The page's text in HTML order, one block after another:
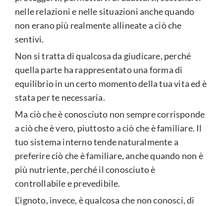
nelle relazioni e nelle situazioni anche quando
non erano più realmente allineate a ciò che
sentivi.
Non si tratta di qualcosa da giudicare, perché
quella parte ha rappresentato una forma di
equilibrio in un certo momento della tua vita ed è
stata per te necessaria.
Ma ciò che è conosciuto non sempre corrisponde
a ciò che è vero, piuttosto a ciò che è familiare. Il
tuo sistema interno tende naturalmente a
preferire ciò che è familiare, anche quando non è
più nutriente, perché il conosciuto è
controllabile e prevedibile.
L’ignoto, invece, è qualcosa che non conosci, di